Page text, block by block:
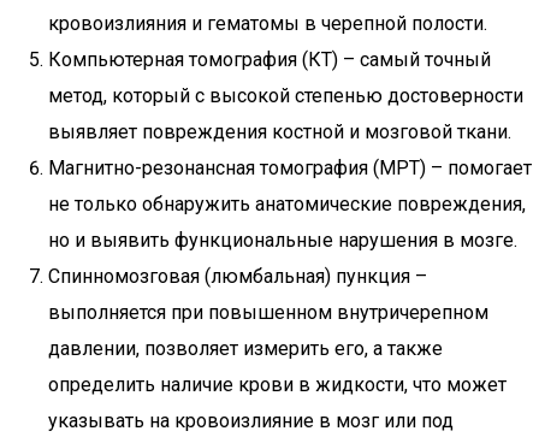
кровоизлияния и гематомы в черепной полости.
Компьютерная томография (КТ) – самый точный
метод, который с высокой степенью достоверности
выявляет повреждения костной и мозговой ткани.
Магнитно-резонансная томография (МРТ) – помогает
не только обнаружить анатомические повреждения,
но и выявить функциональные нарушения в мозге.
Спинномозговая (люмбальная) пункция –
выполняется при повышенном внутричерепном
давлении, позволяет измерить его, а также
определить наличие крови в жидкости, что может
указывать на кровоизлияние в мозг или под